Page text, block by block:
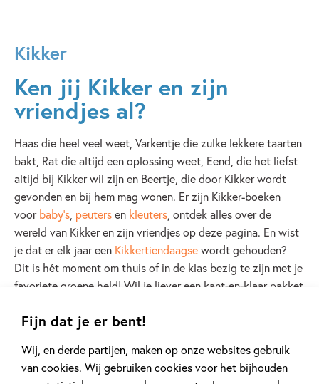
Fijn dat je er bent!
Wij, en derde partijen, maken op onze websites gebruik
van cookies. Wij gebruiken cookies voor het bijhouden
Kikker
Ken jij Kikker en zijn
vriendjes al?
Haas die heel veel weet, Varkentje die zulke lekkere taarten
bakt, Rat die altijd een oplossing weet, Eend, die het liefst
altijd bij Kikker wil zijn en Beertje, die door Kikker wordt
gevonden en bij hem mag wonen. Er zijn Kikker-boeken
voorbaby's, peutersen kleuters, ontdek alles over de
wereld van Kikker en zijn vriendjes op deze pagina. En wist
je dat er elk jaar een Kikkertiendaagsewordt gehouden?
Dit is hét moment om thuis of in de klas bezig te zijn met je
favoriete groene held! Wil je liever een kant-en-klaar pakket
kinderdagverblijf? Kijk dan snel op
Lees verder